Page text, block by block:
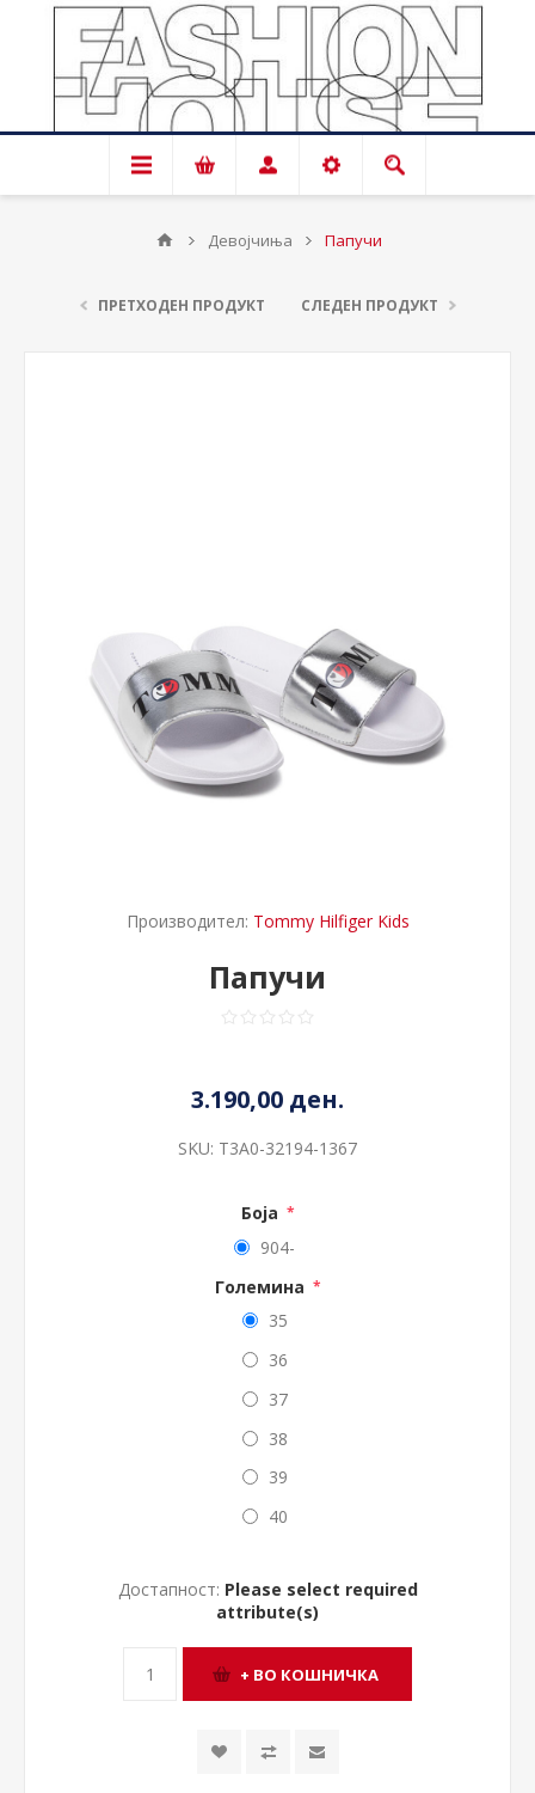
Девојчиња Папучи
ПРЕТХОДЕН ПРОДУКТ СЛЕДЕН ПРОДУКТ
Производител: Tommy Hilfiger Kids
Папучи
3.190,00 ден.
SKU: T3A0-32194-1367
Боја *
904-
Големина *
35
36
37
38
39
40
Достапност: Please select required
attribute(s)